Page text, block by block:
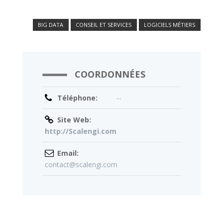
BIG DATA CONSEIL ET SERVICES LOGICIELS MÉTIERS
COORDONNÉES
Téléphone: --
Site Web:
http://Scalengi.com
Email:
contact@scalengi.com